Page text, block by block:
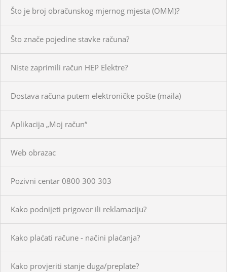
Što je broj obračunskog mjernog mjesta (OMM)?
Što znače pojedine stavke računa?
Niste zaprimili račun HEP Elektre?
Dostava računa putem elektroničke pošte (maila)
Aplikacija „Moj račun“
Web obrazac
Pozivni centar 0800 300 303
Kako podnijeti prigovor ili reklamaciju?
Kako plaćati račune - načini plaćanja?
Kako provjeriti stanje duga/preplate?